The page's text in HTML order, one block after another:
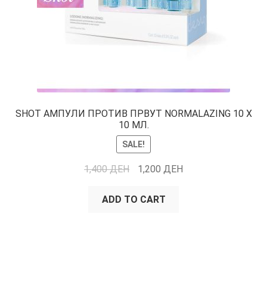
SHOT АМПУЛИ ПРОТИВ ПРВУТ NORMALAZING 10 X
10 МЛ.
SALE!
1,400ДЕН 1,200 ДЕН
ADD TO CART